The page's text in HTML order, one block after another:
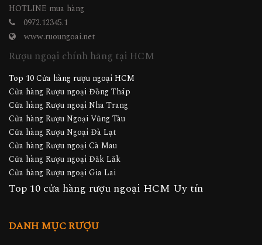
0972.12345.1
www.ruoungoai.net
Rượu ngoại chính hãng tại HCM
Top 10 Cửa hàng rượu ngoại HCM
Cửa hàng Rượu ngoại Đồng Tháp
Cửa hàng Rượu ngoại Nha Trang
Cửa hàng Rượu Ngoại Vũng Tàu
Cửa hàng Rượu Ngoại Đà Lạt
Cửa hàng Rượu ngoại Cà Mau
Cửa hàng Rượu ngoại Đăk Lăk
Cửa hàng Rượu ngoại Gia Lai
Top 10 cửa hàng rượu ngoại HCM Uy tín
Rượu Chivas